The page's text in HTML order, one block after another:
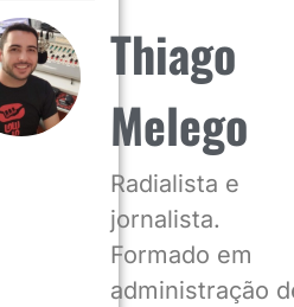
Thiago
Melego
Radialista e
jornalista.
Formado em
administração